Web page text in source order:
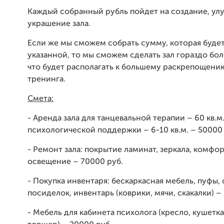
Каждый собранный рубль пойдет на создание,
украшение зала.
Если же мы сможем собрать сумму, которая
указанной, то мы сможем сделать зал гораздо
что будет располагать к большему
тренинга.
Смета:
- Аренда зала для танцевальной терапии – 60
психологической поддержки – 6-10 кв.м. – 50000
- Ремонт зала: покрытие ламинат, зеркала,
освещение – 70000 руб.
- Покупка инвентаря: бескаркасная мебель, пуфы,
посиделок, инвентарь (коврики, мячи, скакалки)
- Мебель для кабинета психолога (кресло,